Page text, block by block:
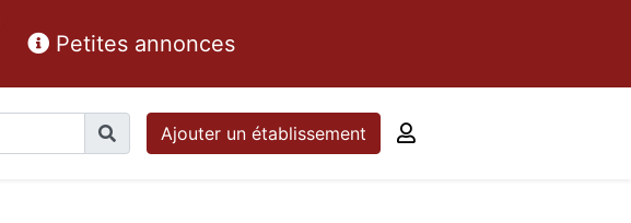
Petites annonces
Ajouter un établissement